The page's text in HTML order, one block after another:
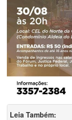
Leia Também: